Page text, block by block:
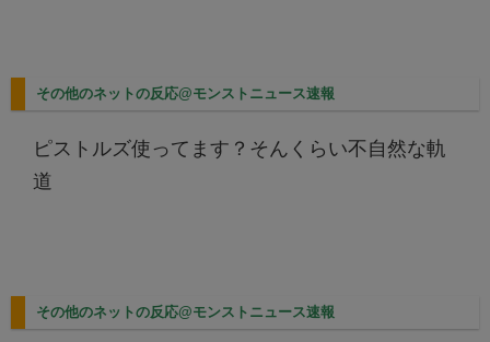
その他のネットの反応@モンストニュース速報
ピストルズ使ってます？そんくらい不自然な軌
道
その他のネットの反応@モンストニュース速報